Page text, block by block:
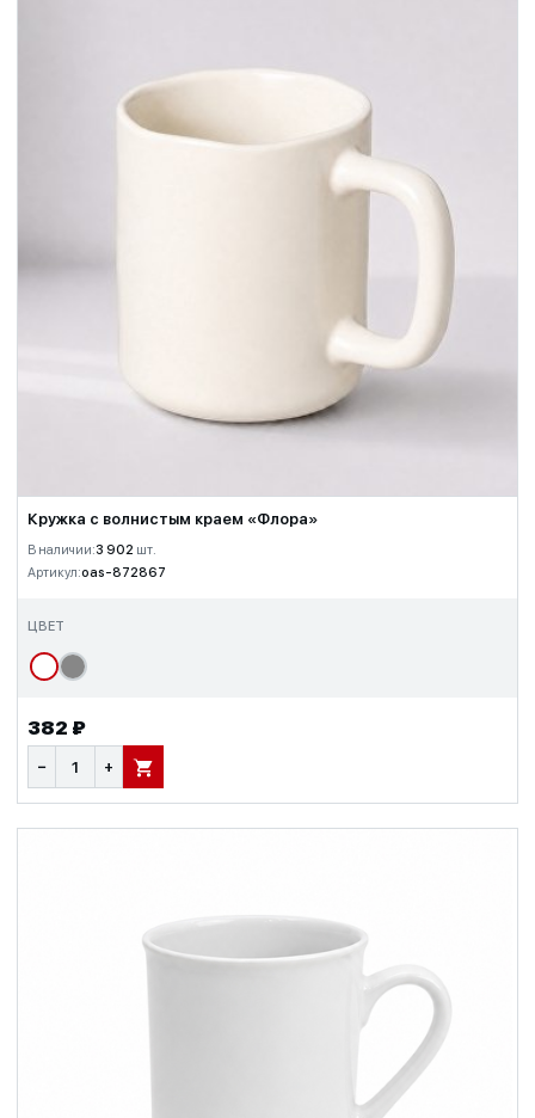
Кружка с волнистым краем «Флора»
В наличии:3 902 шт.
Артикул:oas-872867
ЦВЕТ
382 ₽
− + В КОРЗИНУ